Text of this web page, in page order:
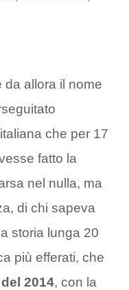
da allora il nome
che per 17
fatto la
nel nulla, ma
di chi sapeva
storia lunga 20
più efferati, che
2014, con la